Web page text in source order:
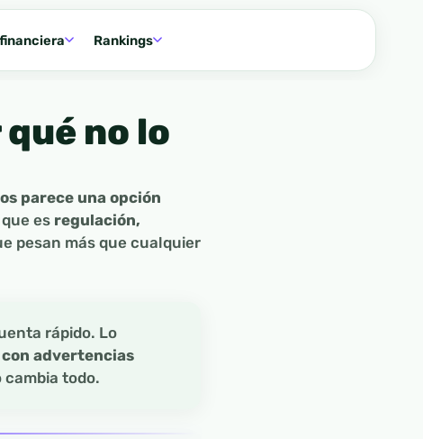
Rankings
no lo
parece una opción
es regulación,
pesan más que cualquier
rápido. Lo
con advertencias
cambia todo.